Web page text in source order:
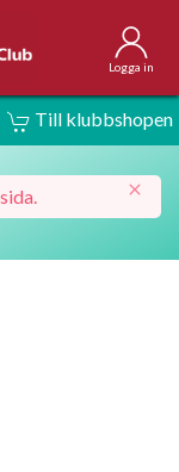
Logga in
Till klubbshopen